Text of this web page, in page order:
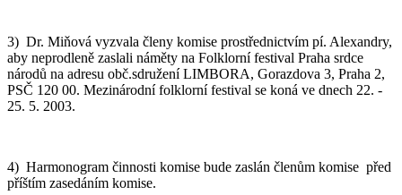
3) Dr. Miňová vyzvala členy komise prostřednictvím pí. Alexandry,
aby neprodleně zaslali náměty na Folklorní festival Praha srdce
národů na adresu obč.sdružení LIMBORA, Gorazdova 3, Praha 2,
PSČ 120 00. Mezinárodní folklorní festival se koná ve dnech 22. -
25. 5. 2003.
4) Harmonogram činnosti komise bude zaslán členům komise před
příštím zasedáním komise.